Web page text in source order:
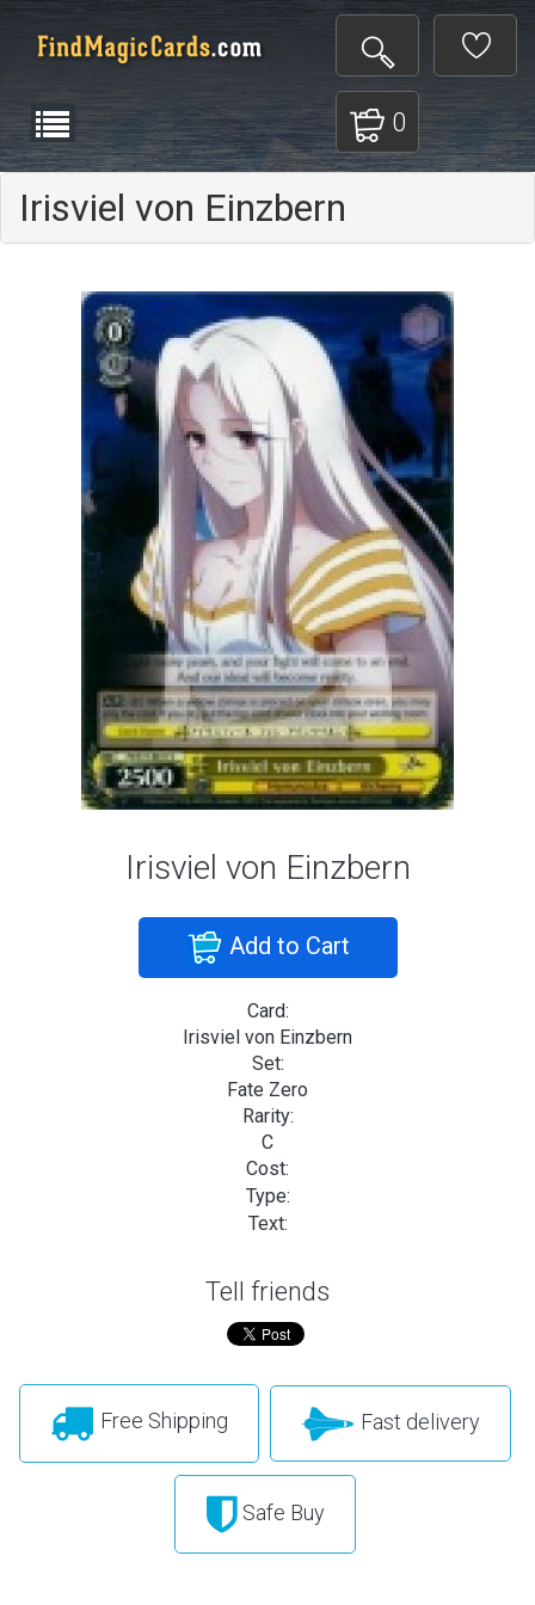
0
Irisviel von Einzbern
Irisviel von Einzbern
Add to Cart
Card:
Irisviel von Einzbern
Set:
Fate Zero
Rarity:
C
Cost:
Type:
Text:
Tell friends
Free Shipping Fast delivery
Safe Buy